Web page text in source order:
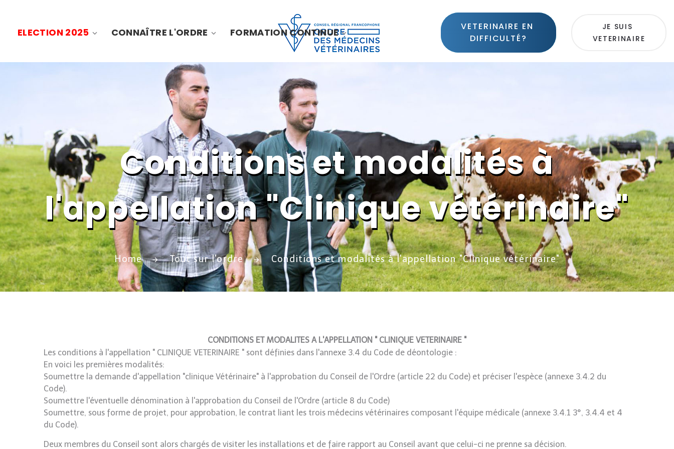
ELECTION 2025 CONNAÎTRE L'ORDRE FORMATION CONTINUE
VETERINAIRE EN
DIFFICULTÉ?
JE SUIS
VETERINAIRE
Conditions et modalités à
l'appellation "Clinique vétérinaire"
Home Tout sur l'ordre Conditions et modalités à l'appellation "Clinique vétérinaire"
CONDITIONS ET MODALITES A L'APPELLATION " CLINIQUE VETERINAIRE "
Les conditions à l'appellation " CLINIQUE VETERINAIRE " sont définies dans l'annexe 3.4 du Code de déontologie :
En voici les premières modalités:
Soumettre la demande d'appellation "clinique Vétérinaire" à l'approbation du Conseil de l'Ordre (article 22 du Code) et préciser l'espèce (annexe 3.4.2 du
Code).
Soumettre l'éventuelle dénomination à l'approbation du Conseil de l'Ordre (article 8 du Code)
Soumettre, sous forme de projet, pour approbation, le contrat liant les trois médecins vétérinaires composant l'équipe médicale (annexe 3.4.1 3°, 3.4.4 et 4
du Code).
Deux membres du Conseil sont alors chargés de visiter les installations et de faire rapport au Conseil avant que celui-ci ne prenne sa décision.